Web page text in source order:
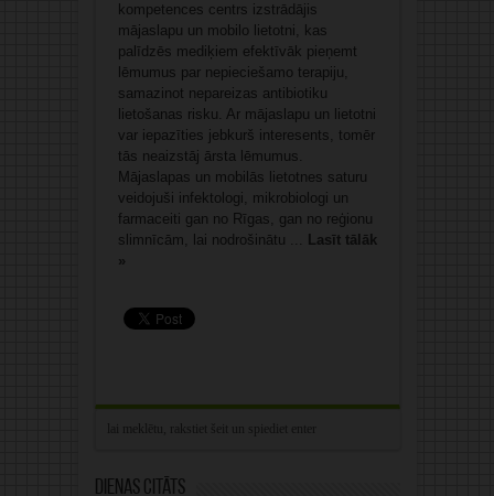
kompetences centrs izstrādājis
mājaslapu un mobilo lietotni, kas
palīdzēs mediķiem efektīvāk pieņemt
lēmumus par nepieciešamo terapiju,
samazinot nepareizas antibiotiku
lietošanas risku. Ar mājaslapu un lietotni
var iepazīties jebkurš interesents, tomēr
tās neaizstāj ārsta lēmumus.
Mājaslapas un mobilās lietotnes saturu
veidojuši infektologi, mikrobiologi un
farmaceiti gan no Rīgas, gan no reģionu
slimnīcām, lai nodrošinātu ... Lasīt tālāk
»
Dienas citāts